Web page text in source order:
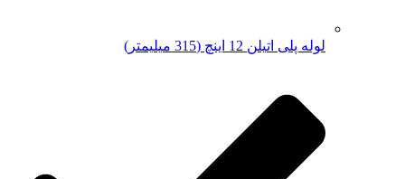
لوله پلی اتیلن 12 اینچ (315 میلیمتر)